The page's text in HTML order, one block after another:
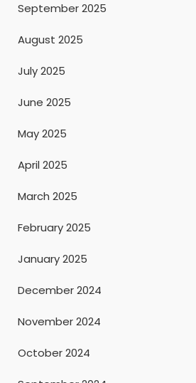
September 2025
August 2025
July 2025
June 2025
May 2025
April 2025
March 2025
February 2025
January 2025
December 2024
November 2024
October 2024